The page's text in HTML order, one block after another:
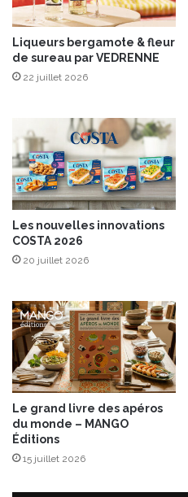
a
r
t
i
n
h
o
c
o
-
n
o
i
t
t
e
A
l
s
a
c
a
n
o
u
v
e
l
l
d
i
t
o
d
u
P
Liqueurs bergamote & fleur
de sureau par VEDRENNE
22 juillet 2026
Les nouvelles innovations
COSTA 2026
20 juillet 2026
Le grand livre des apéros
du monde – MANGO
Éditions
15 juillet 2026